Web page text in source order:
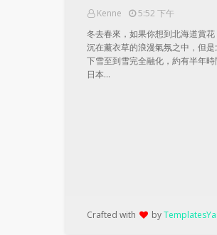
Kenne
5:52 下午
冬去春來，如果你想到北海道賞
沉在薰衣草的浪漫氣氛之中，但
下雪至到雪完全融化，約有半年
日本…
Crafted with by